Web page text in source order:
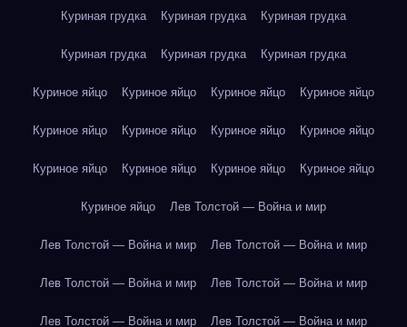
Куриная грудка Куриная грудка Куриная грудка
Куриная грудка Куриная грудка Куриная грудка
Куриное яйцо Куриное яйцо Куриное яйцо Куриное яйцо
Куриное яйцо Куриное яйцо Куриное яйцо Куриное яйцо
Куриное яйцо Куриное яйцо Куриное яйцо Куриное яйцо
Куриное яйцо Лев Толстой — Война и мир
Лев Толстой — Война и мир Лев Толстой — Война и мир
Лев Толстой — Война и мир Лев Толстой — Война и мир
Лев Толстой — Война и мир Лев Толстой — Война и мир